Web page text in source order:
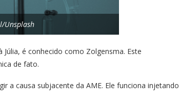
Unsplash
é conhecido como Zolgensma. Este
de fato.
a causa subjacente da AME. Ele funciona injetando